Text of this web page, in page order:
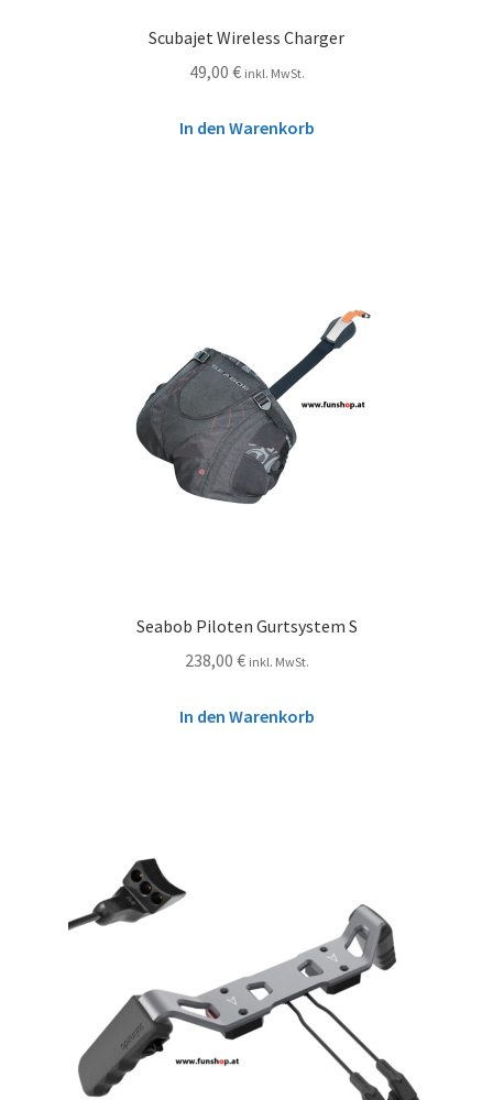
Scubajet Wireless Charger
49,00 € inkl. MwSt.
In den Warenkorb
Seabob Piloten Gurtsystem S
238,00 € inkl. MwSt.
In den Warenkorb